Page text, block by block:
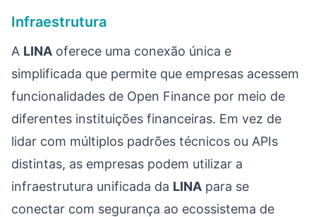
Infraestrutura
A LINA oferece uma conexão única e
simplificada que permite que empresas acessem
funcionalidades de Open Finance por meio de
diferentes instituições financeiras. Em vez de
lidar com múltiplos padrões técnicos ou APIs
distintas, as empresas podem utilizar a
infraestrutura unificada da LINA para se
conectar com segurança ao ecossistema de